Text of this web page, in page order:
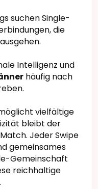
suchen Single-
die
Intelligenz und
häufig nach
vielfältige
bleibt der
Jeder Swipe
gemeinsames
Gemeinschaft
reichhaltige